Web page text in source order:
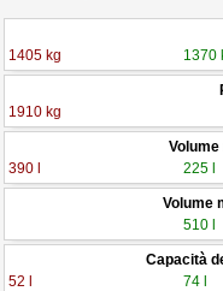
1405 kg
1370
1910 kg
390 l
225 l
Volume
510 l
Capacità
52 l
74 l